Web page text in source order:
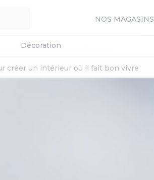
NOS MAGASINS
Décoration
créer un intérieur où il fait bon vivre